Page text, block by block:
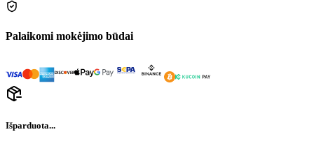
Palaikomi mokėjimo būdai
Išparduota...